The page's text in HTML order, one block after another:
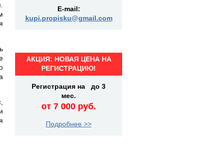
E-mail:
kupi.propisku@gmail.com
АКЦИЯ: НОВАЯ ЦЕНА НА
РЕГИСТРАЦИЮ!
Регистрация на до 3
мес.
от 7 000 руб.
Подробнее >>